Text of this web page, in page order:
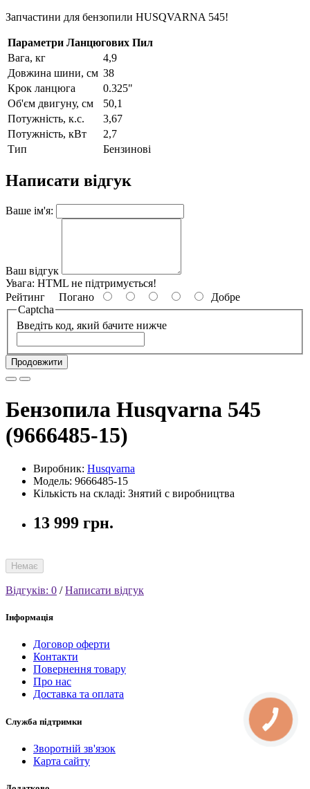
Запчастини для бензопили HUSQVARNA 545!
Параметри Ланцюгових Пил
Вага, кг
4,9
Довжина шини, см 38
Крок ланцюга
0.325"
Об'єм двигуну, см
50,1
Потужність, к.с.
3,67
Потужність, кВт
2,7
Тип
Бензинові
Написати відгук
Ваше ім'я:
Ваш відгук
Увага: HTML не підтримується!
Рейтинг Погано
Добре
Captcha
Введіть код, який бачите нижче
Продовжити
Бензопила Husqvarna 545
(9666485-15)
Виробник: Husqvarna
Модель: 9666485-15
Кількість на складі: Знятий с виробництва
13 999 грн.
Немає
Відгуків: 0 /Написати відгук
Інформація
Договор оферти
Контакти
Повернення товару
Про нас
Доставка та оплата
Служба підтримки
Зворотній зв'язок
Карта сайту